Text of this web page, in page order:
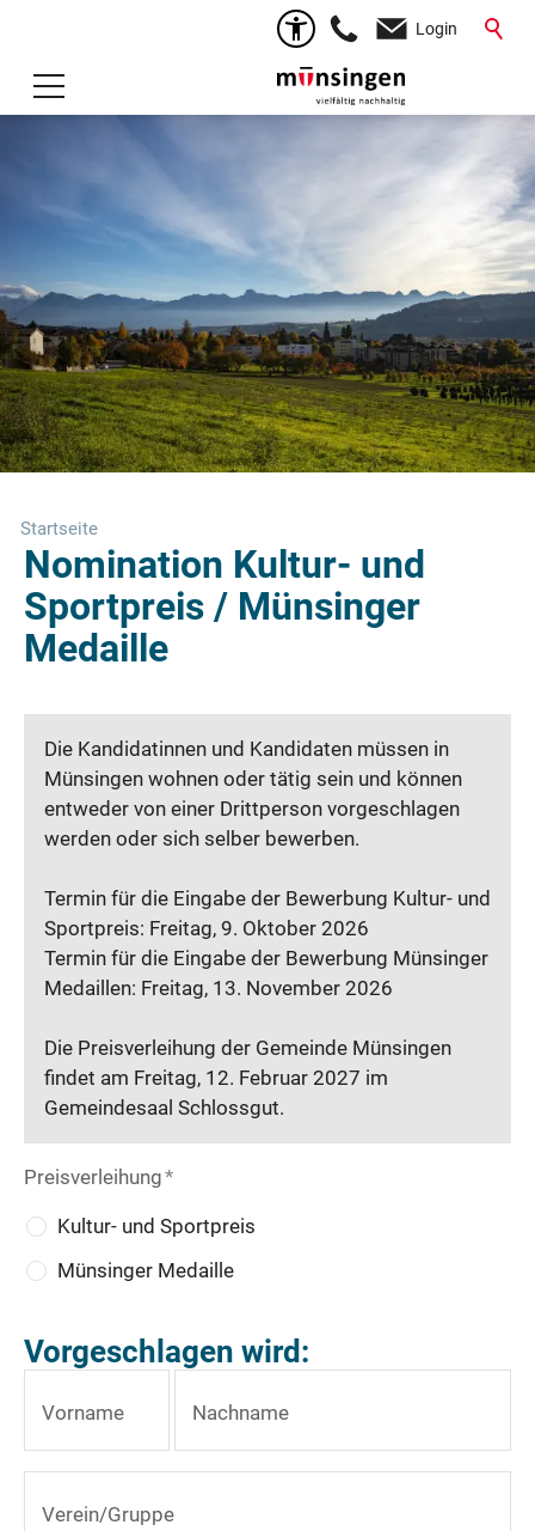
Login
Startseite
Nomination Kultur- und
Sportpreis / Münsinger
Medaille
Die Kandidatinnen und Kandidaten müssen in
Münsingen wohnen oder tätig sein und können
entweder von einer Drittperson vorgeschlagen
werden oder sich selber bewerben.
Termin für die Eingabe der Bewerbung Kultur- und
Sportpreis: Freitag, 9. Oktober 2026
Termin für die Eingabe der Bewerbung Münsinger
Medaillen: Freitag, 13. November 2026
Die Preisverleihung der Gemeinde Münsingen
findet am Freitag, 12. Februar 2027 im
Gemeindesaal Schlossgut.
Preisverleihung*
Kultur- und Sportpreis
Münsinger Medaille
Vorgeschlagen wird:
Vorname Nachname
Verein/Gruppe